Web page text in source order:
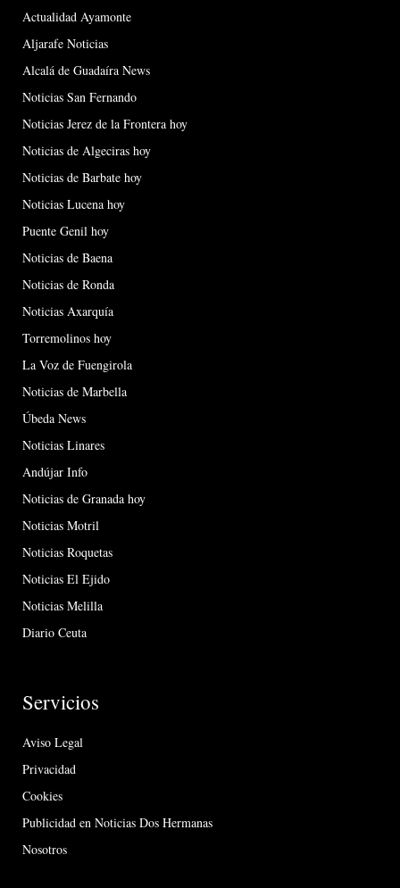
Actualidad Ayamonte
Aljarafe Noticias
Alcalá de Guadaíra News
Noticias San Fernando
Noticias Jerez de la Frontera hoy
Noticias de Algeciras hoy
Noticias de Barbate hoy
Noticias Lucena hoy
Puente Genil hoy
Noticias de Baena
Noticias de Ronda
Noticias Axarquía
Torremolinos hoy
La Voz de Fuengirola
Noticias de Marbella
Úbeda News
Noticias Linares
Andújar Info
Noticias de Granada hoy
Noticias Motril
Noticias Roquetas
Noticias El Ejido
Noticias Melilla
Diario Ceuta
Servicios
Aviso Legal
Privacidad
Cookies
Publicidad en Noticias Dos Hermanas
Nosotros